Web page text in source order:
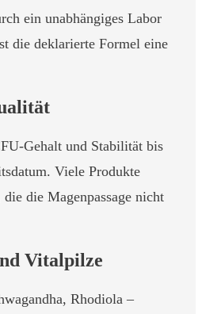
ein unabhängiges Labor
die deklarierte Formel eine
Gehalt und Stabilität bis
Viele Produkte
die Magenpassage nicht
Vitalpilze
Rhodiola –